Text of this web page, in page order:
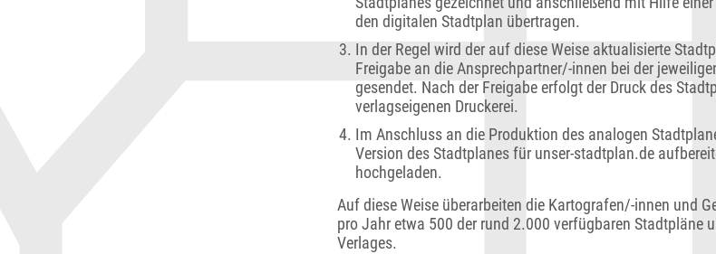
den digitalen Stadtplan übertragen.
In der Regel wird der auf diese Weise aktualisierte
Freigabe an die Ansprechpartner/-innen bei der
gesendet. Nach der Freigabe erfolgt der Druck des
verlagseigenen Druckerei.
Im Anschluss an die Produktion des analogen
Version des Stadtplanes für unser-stadtplan.de
hochgeladen.
Auf diese Weise überarbeiten die Kartografen/-innen und
pro Jahr etwa 500 der rund 2.000 verfügbaren Stadtpläne
Verlages.